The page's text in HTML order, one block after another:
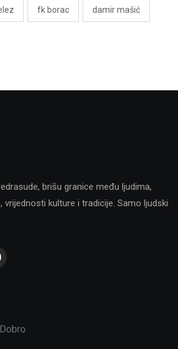
fk borac damir mašić
brišu granice među ljudima,
vrijednosti kulture i tradicije. Samo ljudski